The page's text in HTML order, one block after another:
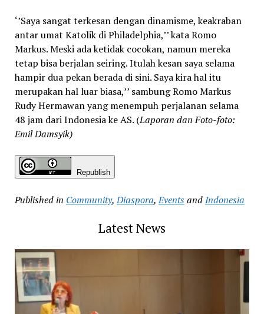
‘’Saya sangat terkesan dengan dinamisme, keakraban
antar umat Katolik di Philadelphia,’’ kata Romo
Markus. Meski ada ketidak cocokan, namun mereka
tetap bisa berjalan seiring. Itulah kesan saya selama
hampir dua pekan berada di sini. Saya kira hal itu
merupakan hal luar biasa,’’ sambung Romo Markus
Rudy Hermawan yang menempuh perjalanan selama
48 jam dari Indonesia ke AS. (Laporan dan Foto-foto:
Emil Damsyik)
Republish
Published in Community,Diaspora,EventsandIndonesia
Latest News